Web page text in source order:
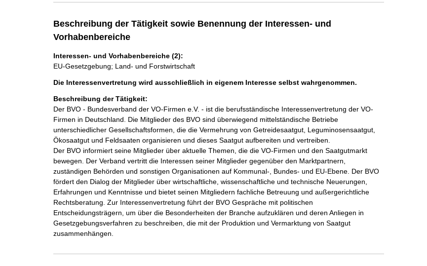
Beschreibung der Tätigkeit sowie Benennung der Interessen- und
Vorhabenbereiche
Interessen- und Vorhabenbereiche (2):
EU-Gesetzgebung; Land- und Forstwirtschaft
Die Interessenvertretung wird ausschließlich in eigenem Interesse selbst wahrgenommen.
Beschreibung der Tätigkeit:
Der BVO - Bundesverband der VO-Firmen e.V. - ist die berufsständische Interessenvertretung der VO-
Firmen in Deutschland. Die Mitglieder des BVO sind überwiegend mittelständische Betriebe
unterschiedlicher Gesellschaftsformen, die die Vermehrung von Getreidesaatgut, Leguminosensaatgut,
Ökosaatgut und Feldsaaten organisieren und dieses Saatgut aufbereiten und vertreiben.
Der BVO informiert seine Mitglieder über aktuelle Themen, die die VO-Firmen und den Saatgutmarkt
bewegen. Der Verband vertritt die Interessen seiner Mitglieder gegenüber den Marktpartnern,
zuständigen Behörden und sonstigen Organisationen auf Kommunal-, Bundes- und EU-Ebene. Der BVO
fördert den Dialog der Mitglieder über wirtschaftliche, wissenschaftliche und technische Neuerungen,
Erfahrungen und Kenntnisse und bietet seinen Mitgliedern fachliche Betreuung und außergerichtliche
Rechtsberatung. Zur Interessenvertretung führt der BVO Gespräche mit politischen
Entscheidungsträgern, um über die Besonderheiten der Branche aufzuklären und deren Anliegen in
Gesetzgebungsverfahren zu beschreiben, die mit der Produktion und Vermarktung von Saatgut
zusammenhängen.